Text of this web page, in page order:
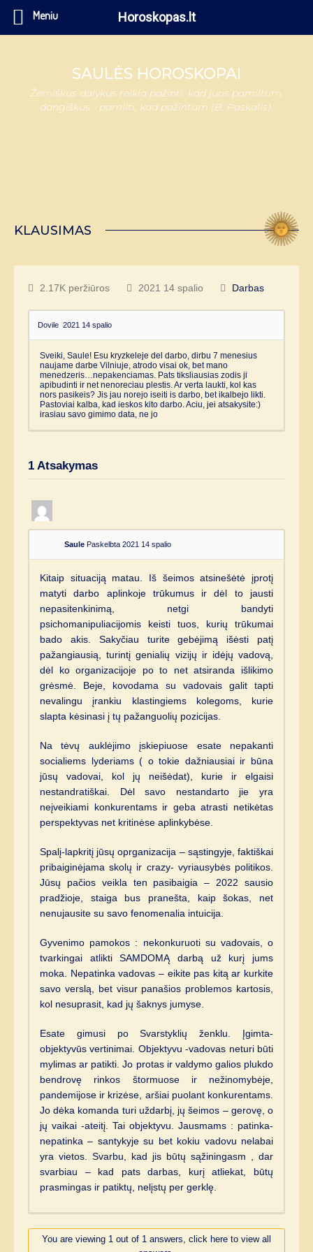
SAULĖS HOROSKOPAI
Žemiškus dalykus reikia pažinti, kad juos pamiltum,
dangiškus - pamilti, kad pažintum (B. Paskalis).
KLAUSIMAS
2.17K peržiūros 2021 14 spalio Darbas
Dovile 2021 14 spalio
Sveiki, Saule! Esu kryzkeleje del darbo, dirbu 7 menesius
naujame darbe Vilniuje, atrodo visai ok, bet mano
menedzeris…nepakenciamas. Pats tiksliausias zodis ji
apibudinti ir net nenoreciau plestis. Ar verta laukti, kol kas
nors pasikeis? Jis jau norejo iseiti is darbo, bet ikalbejo likti.
Pastoviai kalba, kad ieskos kito darbo. Aciu, jei atsakysite:)
irasiau savo gimimo data, ne jo
1 Atsakymas
Saule Paskelbta 2021 14 spalio
Kitaip situaciją matau. Iš šeimos atsinešėtė įprotį
matyti darbo aplinkoje trūkumus ir dėl to jausti
nepasitenkinimą, netgi bandyti
psichomanipuliacijomis keisti tuos, kurių trūkumai
bado akis. Sakyčiau turite gebėjimą išėsti patį
pažangiausią, turintį genialių vizijų ir idėjų vadovą,
dėl ko organizacijoje po to net atsiranda išlikimo
grėsmė. Beje, kovodama su vadovais galit tapti
nevalingu įrankiu klastingiems kolegoms, kurie
slapta kėsinasi į tų pažanguolių pozicijas.
Na tėvų auklėjimo įskiepiuose esate nepakanti
socialiems lyderiams ( o tokie dažniausiai ir būna
jūsų vadovai, kol jų neišėdat), kurie ir elgaisi
nestandratiškai. Dėl savo nestandarto jie yra
neįveikiami konkurentams ir geba atrasti netikėtas
perspektyvas net kritinėse aplinkybėse.
Spalį-lapkritį jūsų oprganizacija – sąstingyje, faktiškai
pribaiginėjama skolų ir crazy- vyriausybės politikos.
Jūsų pačios veikla ten pasibaigia – 2022 sausio
pradžioje, staiga bus pranešta, kaip šokas, net
nenujausite su savo fenomenalia intuicija.
Gyvenimo pamokos : nekonkuruoti su vadovais, o
tvarkingai atlikti SAMDOMĄ darbą už kurį jums
moka. Nepatinka vadovas – eikite pas kitą ar kurkite
savo verslą, bet visur panašios problemos kartosis,
kol nesuprasit, kad jų šaknys jumyse.
Esate gimusi po Svarstyklių ženklu. Įgimta-
objektyvūs vertinimai. Objektyvu -vadovas neturi būti
mylimas ar patikti. Jo protas ir valdymo galios plukdo
bendrovę rinkos štormuose ir nežinomybėje,
pandemijose ir krizėse, aršiai puolant konkurentams.
Jo dėka komanda turi uždarbį, jų šeimos – gerovę, o
jų vaikai -ateitį. Tai objektyvu. Jausmams : patinka-
nepatinka – santykyje su bet kokiu vadovu nelabai
yra vietos. Svarbu, kad jis būtų sąžiningasm , dar
svarbiau – kad pats darbas, kurį atliekat, būtų
prasmingas ir patiktų, nelįstų per gerklę.
You are viewing 1 out of 1 answers, click here to view all
Meniu Horoskopas.lt